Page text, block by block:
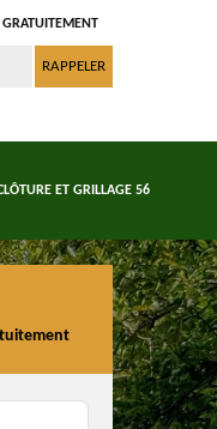
ET GRILLAGE 56